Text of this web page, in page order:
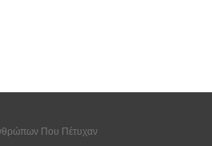
Που Πέτυχαν